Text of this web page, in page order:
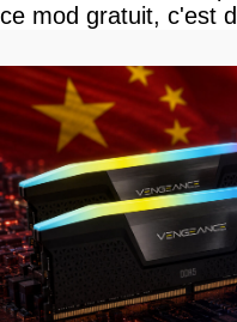
ce mod gratuit, c'est